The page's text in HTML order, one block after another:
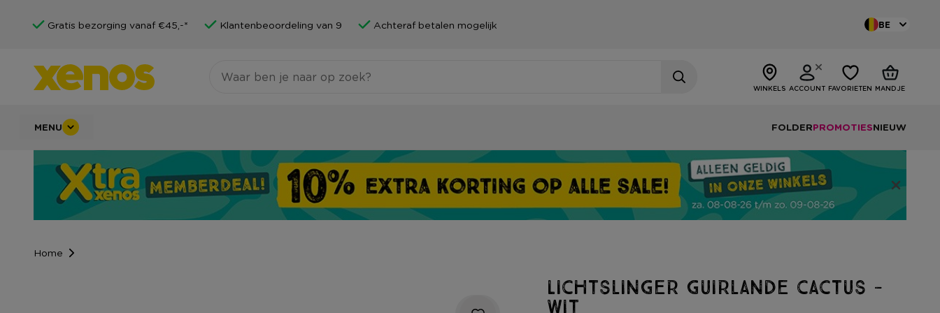
Gratis bezorging vanaf €45,-* Klantenbeoordeling van 9 Achteraf betalen mogelijk BE
WINKELS ACCOUNT FAVORIETEN MANDJE
MENU FOLDERPROMOTIESNIEUW
Home
Lichtslinger guirlande cactus -
wit